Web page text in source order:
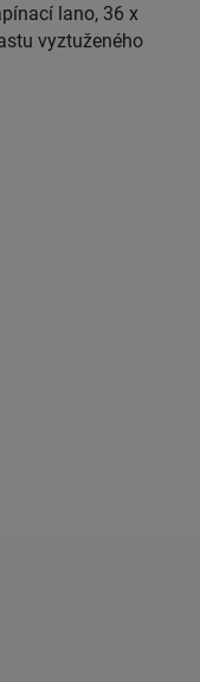
lano, 36 x
vyztuženého